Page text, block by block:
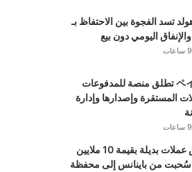
تسد الفجوة بين الاحتفاظ بـ
مونペイ تطلق منصة للمدفوعات
المستقرة وإصدارها وإدارة
خمس عملات بديلة بقيمة 10 ملايين
سُحبت من باينانس إلى محفظة